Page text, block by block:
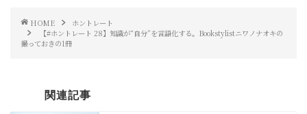
HOME
ホントレート
【#ホントレート 28】知識が“自分”を言語化する。Bookstylistニワノナオキの
撮っておきの1冊
関連記事